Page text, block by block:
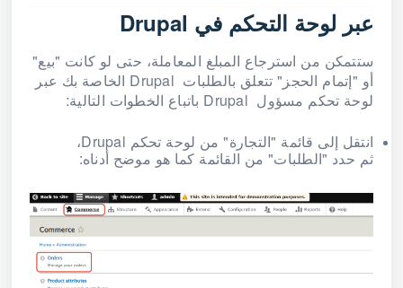
عبر لوحة التحكم في Drupal
ستتمكن من استرجاع المبلغ المعاملة، حتى لو كانت "بيع"
أو "إتمام الحجز" تتعلق بالطلبات Drupal الخاصة بك عبر
لوحة تحكم مسؤول Drupal باتباع الخطوات التالية:
انتقل إلى قائمة "التجارة" من لوحة تحكم Drupal،
ثم حدد "الطلبات" من القائمة كما هو موضح أدناه: